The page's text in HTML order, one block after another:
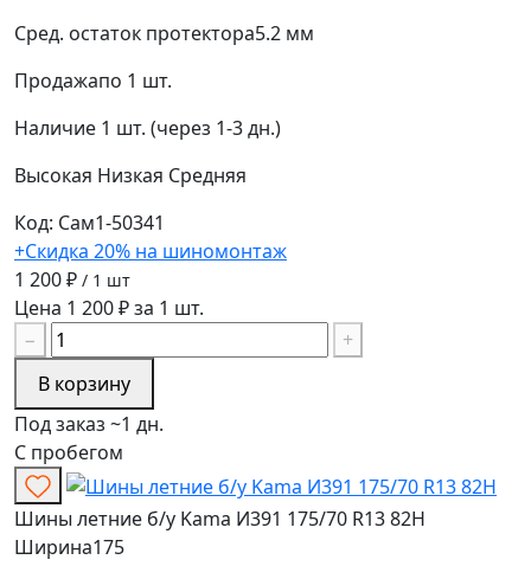
Сред. остаток протектора5.2 мм
Продажапо 1 шт.
Наличие 1 шт. (через 1-3 дн.)
Высокая Низкая Средняя
Код: Сам1-50341
+Скидка 20% на шиномонтаж
1 200 ₽ / 1 шт
Цена 1 200 ₽ за 1 шт.
−
+
В корзину
Под заказ ~1 дн.
С пробегом
Шины летние б/у Kama И391 175/70 R13 82H
Ширина175